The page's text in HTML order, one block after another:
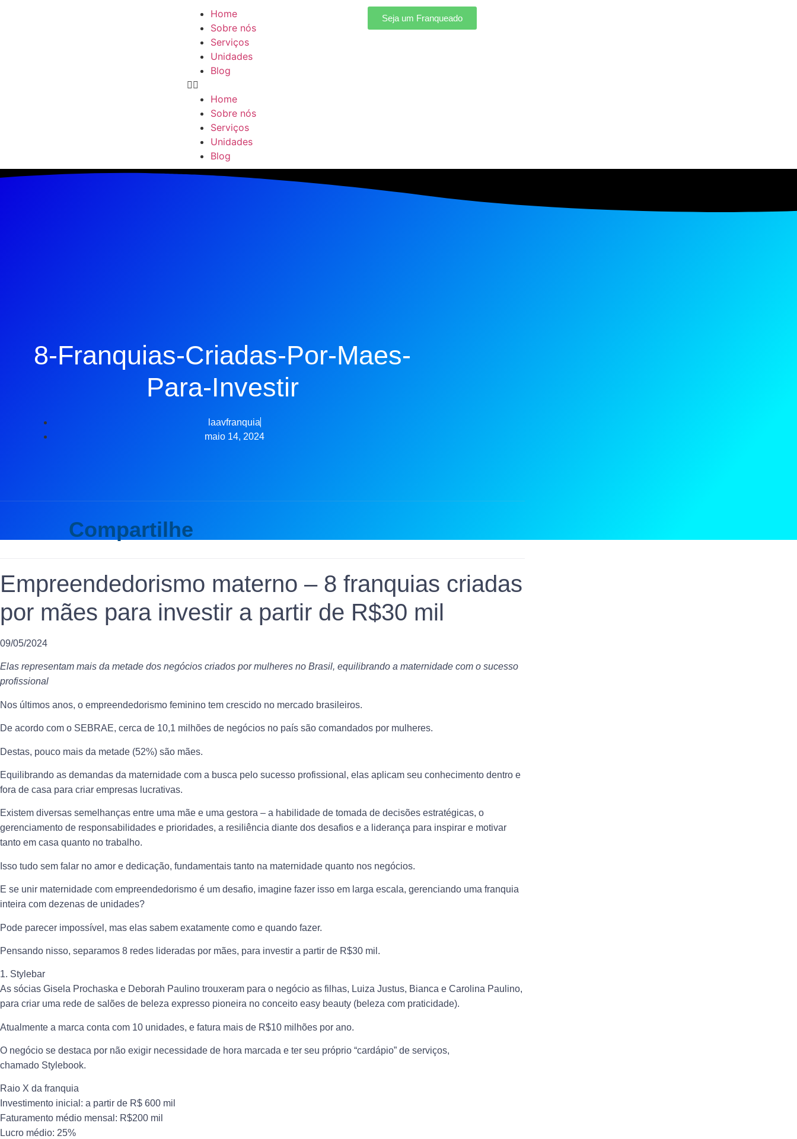
Home
Sobre nós
Serviços
Unidades
Blog
Home
Sobre nós
Serviços
Unidades
Blog
Seja um Franqueado
8-Franquias-Criadas-Por-Maes-
Para-Investir
laavfranquia
maio 14, 2024
Compartilhe
Empreendedorismo materno – 8 franquias criadas
por mães para investir a partir de R$30 mil
09/05/2024
Elas representam mais da metade dos negócios criados por mulheres no Brasil, equilibrando a maternidade com o sucesso
profissional
Nos últimos anos, o empreendedorismo feminino tem crescido no mercado brasileiros.
De acordo com o SEBRAE, cerca de 10,1 milhões de negócios no país são comandados por mulheres.
Destas, pouco mais da metade (52%) são mães.
Equilibrando as demandas da maternidade com a busca pelo sucesso profissional, elas aplicam seu conhecimento dentro e
fora de casa para criar empresas lucrativas.
Existem diversas semelhanças entre uma mãe e uma gestora – a habilidade de tomada de decisões estratégicas, o
gerenciamento de responsabilidades e prioridades, a resiliência diante dos desafios e a liderança para inspirar e motivar
tanto em casa quanto no trabalho.
Isso tudo sem falar no amor e dedicação, fundamentais tanto na maternidade quanto nos negócios.
E se unir maternidade com empreendedorismo é um desafio, imagine fazer isso em larga escala, gerenciando uma franquia
inteira com dezenas de unidades?
Pode parecer impossível, mas elas sabem exatamente como e quando fazer.
Pensando nisso, separamos 8 redes lideradas por mães, para investir a partir de R$30 mil.
1. Stylebar
As sócias Gisela Prochaska e Deborah Paulino trouxeram para o negócio as filhas, Luiza Justus, Bianca e Carolina Paulino,
para criar uma rede de salões de beleza expresso pioneira no conceito easy beauty (beleza com praticidade).
Atualmente a marca conta com 10 unidades, e fatura mais de R$10 milhões por ano.
O negócio se destaca por não exigir necessidade de hora marcada e ter seu próprio “cardápio” de serviços,
chamado Stylebook.
Raio X da franquia
Investimento inicial: a partir de R$ 600 mil
Faturamento médio mensal: R$200 mil
Lucro médio: 25%